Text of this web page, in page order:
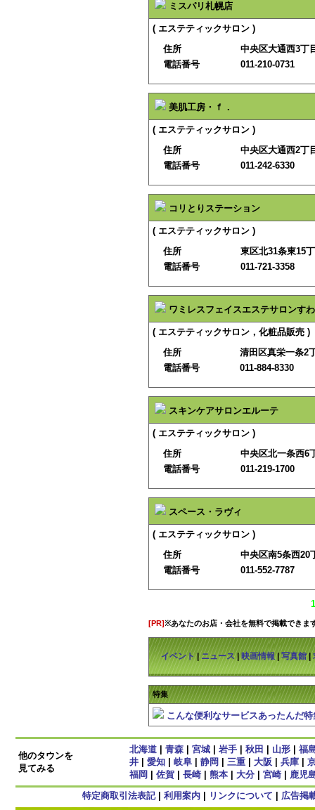
ミスパリ札幌店
( エステティックサロン )
住所
中央区大通西3丁
電話番号
011-210-0731
美肌工房・ｆ．
( エステティックサロン )
住所
中央区大通西2丁
電話番号
011-242-6330
コリとりステーション
( エステティックサロン )
住所
東区北31条東15
電話番号
011-721-3358
ワミレスフェイスエステサロンす
( エステティックサロン，化粧品販売 )
住所
清田区真栄一条2
電話番号
011-884-8330
スキンケアサロンエルーテ
( エステティックサロン )
住所
中央区北一条西6
電話番号
011-219-1700
スペース・ラヴィ
( エステティックサロン )
住所
中央区南5条西20
電話番号
011-552-7787
1
[PR]※あなたのお店・会社を無料で掲載できま
イベント|ニュース|映画情報|写真館|
特集
こんな便利なサービスあったんだ特
他のタウンを
見てみる
北海道 青森 宮城 岩手 秋田 山形
福
井
愛知 岐阜 静岡 三重 大阪 兵庫
福岡
佐賀 長崎| 熊本 大分 宮崎| 鹿児
特定商取引法表記| 利用案内| リンクについて 広告掲